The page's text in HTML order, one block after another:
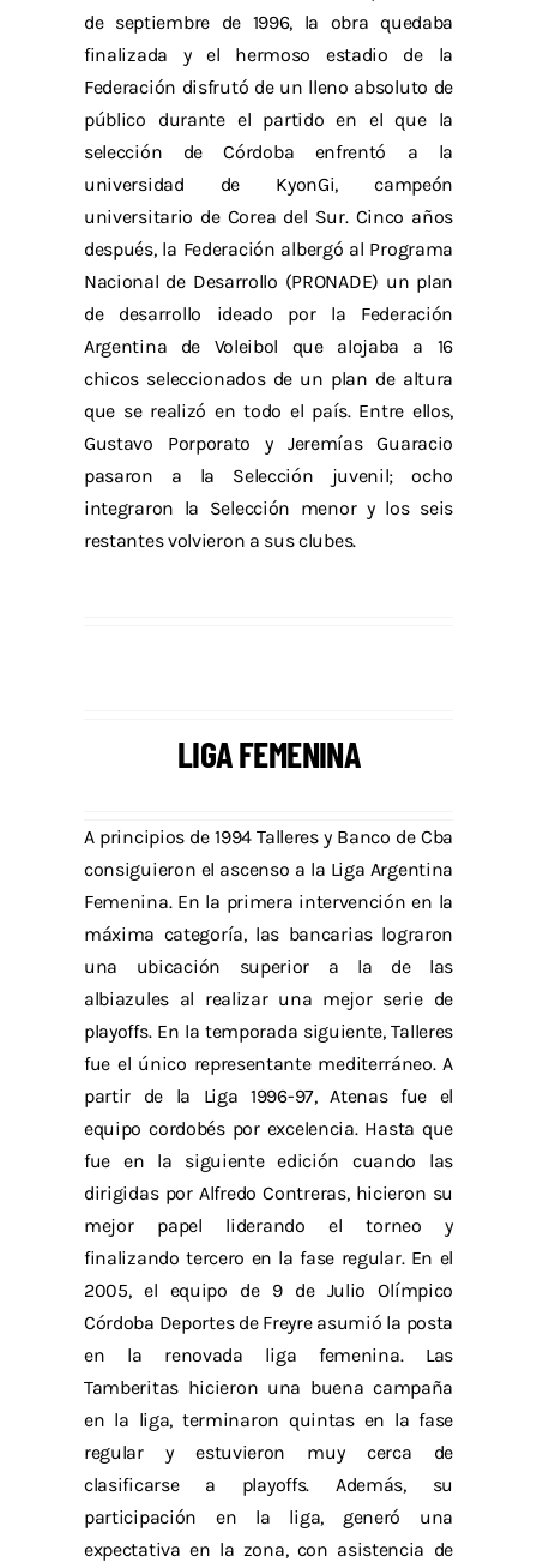
de septiembre de 1996, la obra quedaba
finalizada y el hermoso estadio de la
Federación disfrutó de un lleno absoluto de
público durante el partido en el que la
selección de Córdoba enfrentó a la
universidad de KyonGi, campeón
universitario de Corea del Sur. Cinco años
después, la Federación albergó al Programa
Nacional de Desarrollo (PRONADE) un plan
de desarrollo ideado por la Federación
Argentina de Voleibol que alojaba a 16
chicos seleccionados de un plan de altura
que se realizó en todo el país. Entre ellos,
Gustavo Porporato y Jeremías Guaracio
pasaron a la Selección juvenil; ocho
integraron la Selección menor y los seis
restantes volvieron a sus clubes.
LIGA FEMENINA
A principios de 1994 Talleres y Banco de Cba
consiguieron el ascenso a la Liga Argentina
Femenina. En la primera intervención en la
máxima categoría, las bancarias lograron
una ubicación superior a la de las
albiazules al realizar una mejor serie de
playoffs. En la temporada siguiente, Talleres
fue el único representante mediterráneo. A
partir de la Liga 1996-97, Atenas fue el
equipo cordobés por excelencia. Hasta que
fue en la siguiente edición cuando las
dirigidas por Alfredo Contreras, hicieron su
mejor papel liderando el torneo y
finalizando tercero en la fase regular. En el
2005, el equipo de 9 de Julio Olímpico
Córdoba Deportes de Freyre asumió la posta
en la renovada liga femenina. Las
Tamberitas hicieron una buena campaña
en la liga, terminaron quintas en la fase
regular y estuvieron muy cerca de
clasificarse a playoffs. Además, su
participación en la liga, generó una
expectativa en la zona, con asistencia de